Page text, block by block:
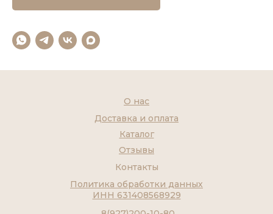
Контакты
Каталог
О нас
Доставка и оплата
Отзывы
Политика обработки данных
ИНН 631408568929